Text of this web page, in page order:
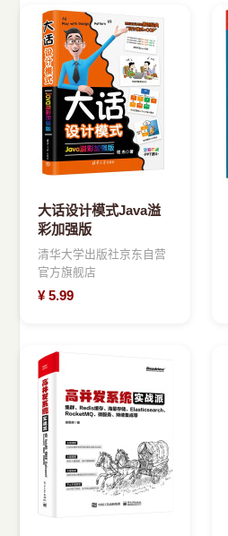
大话设计模式Java溢
彩加强版
清华大学出版社京东自营
官方旗舰店
¥ 5.99